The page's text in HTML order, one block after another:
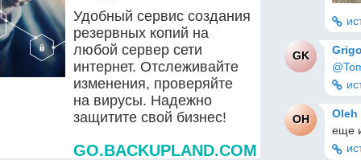
Удобный сервис создания
резервных копий на
любой сервер сети
интернет. Отслеживайте
изменения, проверяйте
на вирусы. Надежно
защитите свой бизнес!
GO.BACKUPLAND.COM
GK
OH
Oleh
еще